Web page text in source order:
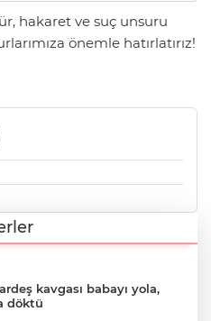
hakaret ve suç unsuru
önemle hatırlatırız!
kavgası babayı yola,
döktü